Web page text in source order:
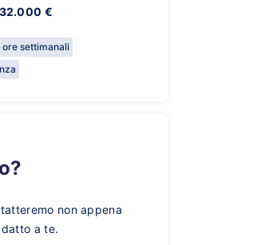
€
settimanali
non appena
a te.